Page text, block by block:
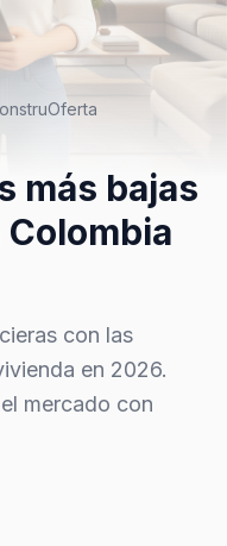
más bajas
con las
en 2026.
mercado con